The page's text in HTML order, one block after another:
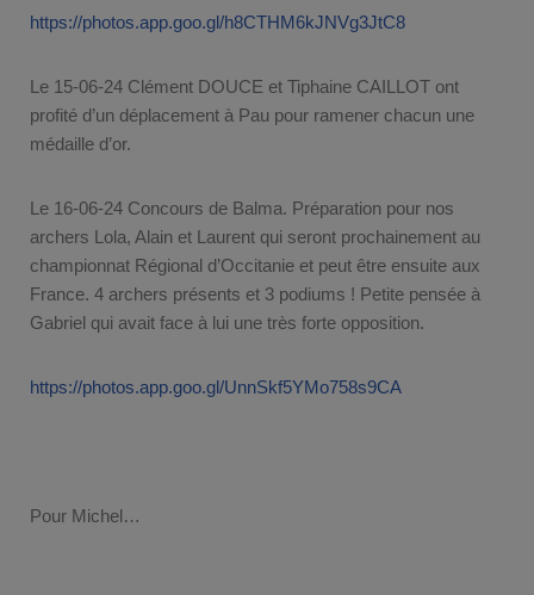
https://photos.app.goo.gl/h8CTHM6kJNVg3JtC8
Le 15-06-24 Clément DOUCE et Tiphaine CAILLOT ont
profité d’un déplacement à Pau pour ramener chacun une
médaille d’or.
Le 16-06-24 Concours de Balma. Préparation pour nos
archers Lola, Alain et Laurent qui seront prochainement au
championnat Régional d’Occitanie et peut être ensuite aux
France. 4 archers présents et 3 podiums ! Petite pensée à
Gabriel qui avait face à lui une très forte opposition.
https://photos.app.goo.gl/UnnSkf5YMo758s9CA
Pour Michel…